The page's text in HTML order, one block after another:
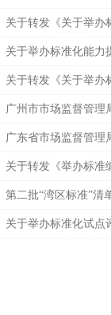
关于转发《关于举办
关于举办标准化能力
关于转发《关于举办
广州市市场监督管理
广东省市场监督管理
关于转发《举办标准
第二批“湾区标准”清
关于举办标准化试点